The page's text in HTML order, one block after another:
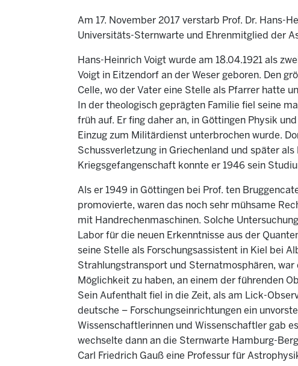
Am 17. November 2017 verstarb Prof. Dr. Hans-
Universitäts-Sternwarte und Ehrenmitglied der
Hans-Heinrich Voigt wurde am 18.04.1921 als
Voigt in Eitzendorf an der Weser geboren. Den
Celle, wo der Vater eine Stelle als Pfarrer hatte
In der theologisch geprägten Familie fiel seine
früh auf. Er fing daher an, in Göttingen Physik
Einzug zum Militärdienst unterbrochen wurde.
Schussverletzung in Griechenland und später
Kriegsgefangenschaft konnte er 1946 sein
Als er 1949 in Göttingen bei Prof. ten
promovierte, waren das noch sehr mühsame
mit Handrechenmaschinen. Solche
Labor für die neuen Erkenntnisse aus der
seine Stelle als Forschungsassistent in Kiel bei
Strahlungstransport und Sternatmosphären,
Möglichkeit zu haben, an einem der führenden
Sein Aufenthalt fiel in die Zeit, als am Lick-
deutsche – Forschungseinrichtungen ein
Wissenschaftlerinnen und Wissenschaftler gab
wechselte dann an die Sternwarte Hamburg-
Carl Friedrich Gauß eine Professur für